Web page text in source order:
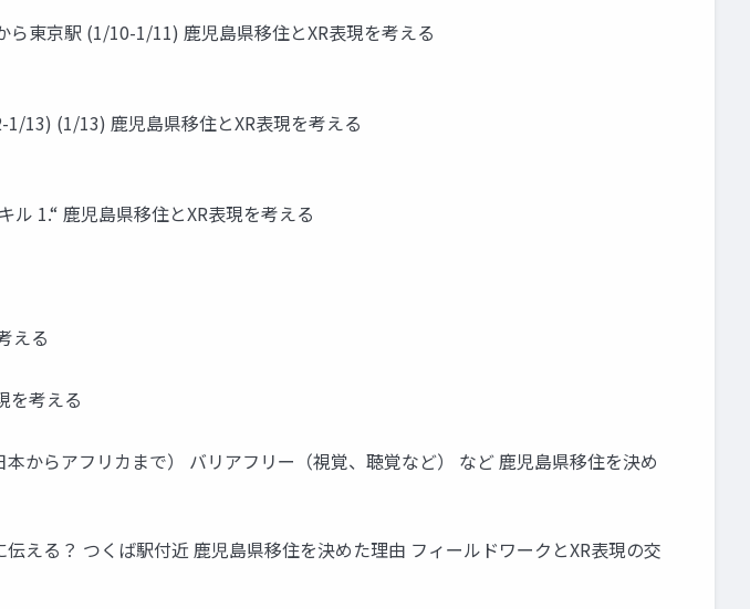
東京駅 (1/10-1/11) 鹿児島県移住とXR表現を考える
13) (1/13) 鹿児島県移住とXR表現を考える
ル 1.“ 鹿児島県移住とXR表現を考える
える
を考える
からアフリカまで） バリアフリー（視覚、聴覚など） など 鹿児島県移住を決め
える？ つくば駅付近 鹿児島県移住を決めた理由 フィールドワークとXR表現の交